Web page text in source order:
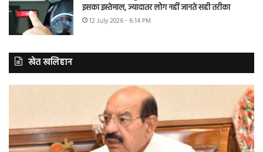
इसका इस्तेमाल, ज्यादातर लोग नहीं जानते सही तरीका
12 July 2026 - 6:14 PM
खेत खलिहान